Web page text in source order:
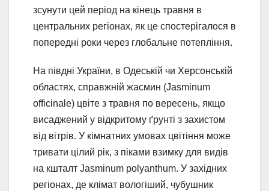
зсунути цей період на кінець травня в
центральних регіонах, як це спостерігалося в
попередні роки через глобальне потепління.
На півдні України, в Одеській чи Херсонській
областях, справжній жасмин (Jasminum
officinale) цвіте з травня по вересень, якщо
висаджений у відкритому ґрунті з захистом
від вітрів. У кімнатних умовах цвітіння може
тривати цілий рік, з піками взимку для видів
на кшталт Jasminum polyanthum. У західних
регіонах, де клімат вологіший, чубушник